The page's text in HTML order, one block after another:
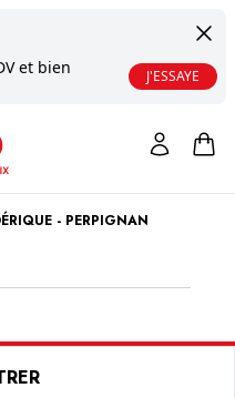
et bien
J'ESSAYE
- PERPIGNAN